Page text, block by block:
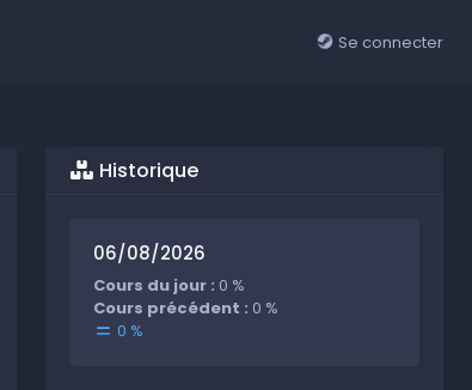
Se connecter
Historique
06/08/2026
Cours du jour : 0 %
Cours précédent : 0 %
0 %